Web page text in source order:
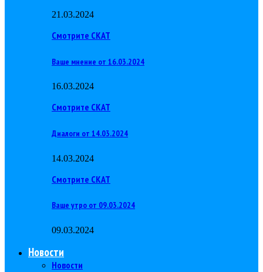
21.03.2024
Смотрите СКАТ
Ваше мнение от 16.03.2024
16.03.2024
Смотрите СКАТ
Диалоги от 14.03.2024
14.03.2024
Смотрите СКАТ
Ваше утро от 09.03.2024
09.03.2024
Новости
Новости